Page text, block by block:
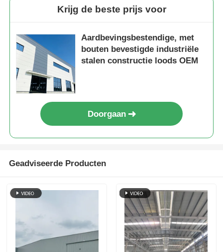
Pluimveestal met stalen structuur
Staalconstructie met meerdere verdiepingen
Industriële staalconstructie
Openbare Stalen Gebouw
Voorgefabriceerde staalconstructie
Krijg de beste prijs voor
Aardbevingsbestendige, met
bouten bevestigde industriële
stalen constructie loods OEM
Doorgaan
Geadviseerde Producten